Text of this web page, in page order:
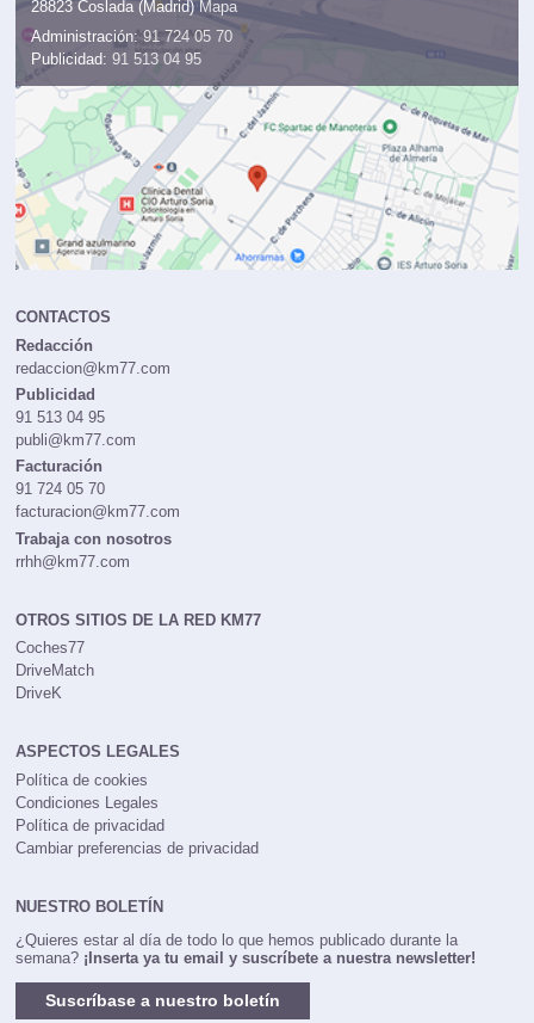
28823 Coslada (Madrid) Mapa
Administración: 91 724 05 70
Publicidad: 91 513 04 95
CONTACTOS
Redacción
redaccion@km77.com
Publicidad
91 513 04 95
publi@km77.com
Facturación
91 724 05 70
facturacion@km77.com
Trabaja con nosotros
rrhh@km77.com
OTROS SITIOS DE LA RED KM77
Coches77
DriveMatch
DriveK
ASPECTOS LEGALES
Política de cookies
Condiciones Legales
Política de privacidad
Cambiar preferencias de privacidad
NUESTRO BOLETÍN
¿Quieres estar al día de todo lo que hemos publicado durante la
semana? ¡Inserta ya tu email y suscríbete a nuestra newsletter!
Suscríbase a nuestro boletín